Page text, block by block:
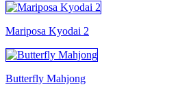
Mariposa Kyodai 2
Butterfly Mahjong